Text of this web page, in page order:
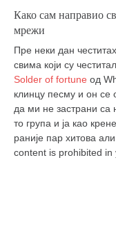
бубиши
карате
кихон
наиханчи
кушанку
пасаи
темашивари
Како сам направио
мрежи
Пре неки дан
свима који су
Solder of fortune од
клинцу песму и он се
да ми не застрани са
то група и ја као
раније пар хитова
content is prohibited in